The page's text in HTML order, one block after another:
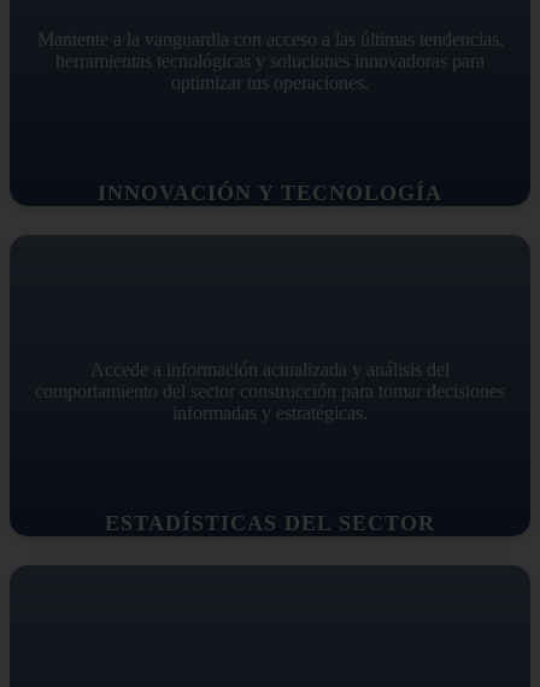
INNOVACIÓN Y TECNOLOGÍA
Mantente a la vanguardia con acceso a las últimas tendencias,
herramientas tecnológicas y soluciones innovadoras para
optimizar tus operaciones.
ESTADÍSTICAS DEL SECTOR
Accede a información actualizada y análisis del
comportamiento del sector construcción para tomar decisiones
informadas y estratégicas.